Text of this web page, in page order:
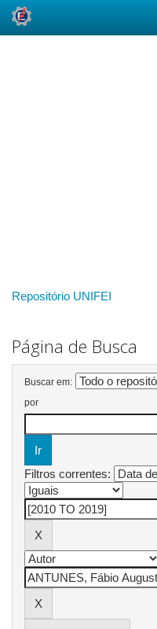
Repositório UNIFEI
Página de Busca
Buscar em:
por
Filtros correntes: